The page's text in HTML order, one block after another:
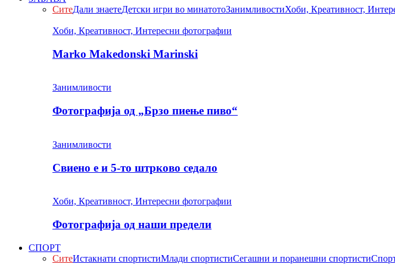
СитеДали знаетеДетски игри во минатотоЗанимливостиХоби, Креативност,
Хоби, Креативност, Интересни фотографии
Marko Makedonski Marinski
Занимливости
Фотографија од „Брзо пиење пиво“
Занимливости
Свиено е и 5-то штрково седало
Хоби, Креативност, Интересни фотографии
Фотографија од наши предели
СПОРТ
СитеИстакнати спортистиМлади спортистиСегашни и поранешни спортисти